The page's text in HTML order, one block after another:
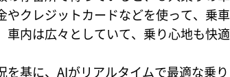
やクレジットカードなどを使って、乗車
車内は広々としていて、乗り心地も快適
を基に、AIがリアルタイムで最適な乗り